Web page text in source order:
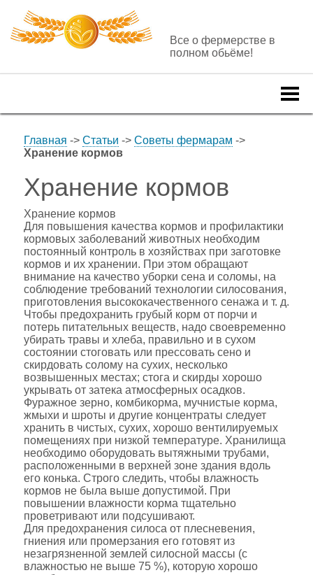
Все о фермерстве в
полном обьёме!
Главная -> Статьи -> Советы фермарам ->
Хранение кормов
Хранение кормов
Хранение кормов
Для повышения качества кормов и профилактики
кормовых заболеваний животных необходим
постоянный контроль в хозяйствах при заготовке
кормов и их хранении. При этом обращают
внимание на качество уборки сена и соломы, на
соблюдение требований технологии силосования,
приготовления высококачественного сенажа и т. д.
Чтобы предохранить грубый корм от порчи и
потерь питательных веществ, надо своевременно
убирать травы и хлеба, правильно и в сухом
состоянии стоговать или прессовать сено и
скирдовать солому на сухих, несколько
возвышенных местах; стога и скирды хорошо
укрывать от затека атмосферных осадков.
Фуражное зерно, комбикорма, мучнистые корма,
жмыхи и шроты и другие концентраты следует
хранить в чистых, сухих, хорошо вентилируемых
помещениях при низкой температуре. Хранилища
необходимо оборудовать вытяжными трубами,
расположенными в верхней зоне здания вдоль
его конька. Строго следить, чтобы влажность
кормов не была выше допустимой. При
повышении влажности корма тщательно
проветривают или подсушивают.
Для предохранения силоса от плесневения,
гниения или промерзания его готовят из
незагрязненной землей силосной массы (с
влажностью не выше 75 %), которую хорошо